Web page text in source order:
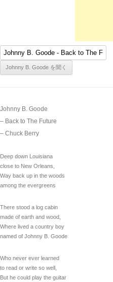
Johnny B. Goode
– Back to The Future
– Chuck Berry
Deep down Louisiana
close to New Orleans,
Way back up in the woods
among the evergreens
There stood a log cabin
made of earth and wood,
Where lived a country boy
named of Johnny B. Goode
Who never ever learned
to read or write so well,
But he could play the guitar